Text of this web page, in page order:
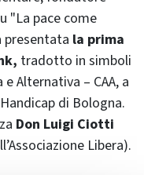
"La pace come
presentata la prima
tradotto in simboli
Alternativa – CAA, a
di Bologna.
Don Luigi Ciotti
Libera).